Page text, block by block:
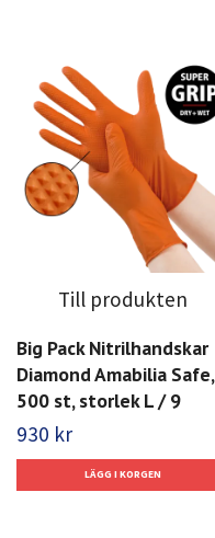
Till produkten
Big Pack Nitrilhandskar
Diamond Amabilia Safe,
500 st, storlek L / 9
930 kr